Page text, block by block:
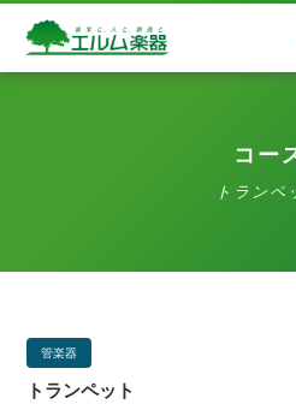
コー
トランペ
管楽器
トランペット